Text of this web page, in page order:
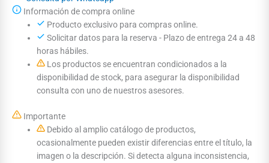
Información de compra online
Producto exclusivo para compras online.
Solicitar datos para la reserva - Plazo de entrega 24 a 48
horas hábiles.
Los productos se encuentran condicionados a la
disponibilidad de stock, para asegurar la disponibilidad
consulta con uno de nuestros asesores.
Importante
Debido al amplio catálogo de productos,
ocasionalmente pueden existir diferencias entre el título, la
imagen o la descripción. Si detecta alguna inconsistencia,